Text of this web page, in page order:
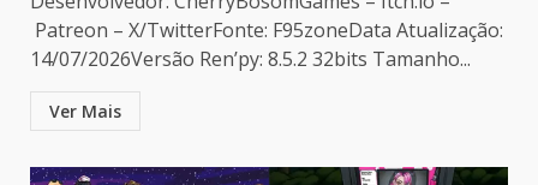
Patreon – X/TwitterFonte: F95zoneData Atualização:
14/07/2026Versão Ren’py: 8.5.2 32bits Tamanho...
Ver Mais